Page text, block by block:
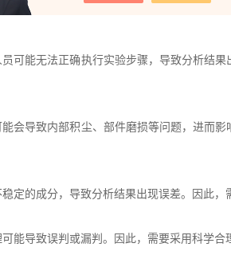
能无法正确执行实验步骤，导致分析结果
导致内部积尘、部件磨损等问题，进而影
的成分，导致分析结果出现误差。因此，
导致误判或漏判。因此，需要采用科学合